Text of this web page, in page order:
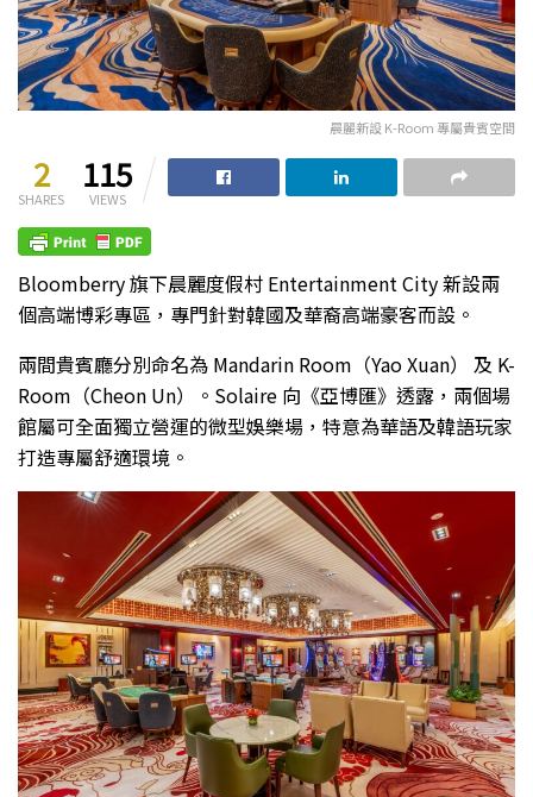
晨麗新設 K-Room 專屬貴賓空間
2
SHARES
115
VIEWS
Bloomberry 旗下晨麗度假村 Entertainment City 新設兩
個高端博彩專區，專門針對韓國及華裔高端豪客而設。
兩間貴賓廳分別命名為 Mandarin Room（Yao Xuan） 及 K-
Room（Cheon Un）。Solaire 向《亞博匯》透露，兩個場
館屬可全面獨立營運的微型娛樂場，特意為華語及韓語玩家
打造專屬舒適環境。